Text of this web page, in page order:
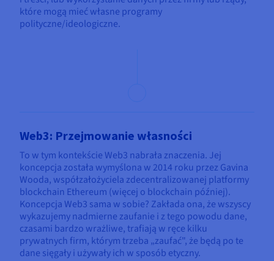
które mogą mieć własne programy
polityczne/ideologiczne.
Web3: Przejmowanie własności
To w tym kontekście Web3 nabrała znaczenia. Jej
koncepcja została wymyślona w 2014 roku przez Gavina
Wooda, współzałożyciela zdecentralizowanej platformy
blockchain Ethereum (więcej o blockchain później).
Koncepcja Web3 sama w sobie? Zakłada ona, że wszyscy
wykazujemy nadmierne zaufanie i z tego powodu dane,
czasami bardzo wrażliwe, trafiają w ręce kilku
prywatnych firm, którym trzeba „zaufać", że będą po te
dane sięgały i używały ich w sposób etyczny.